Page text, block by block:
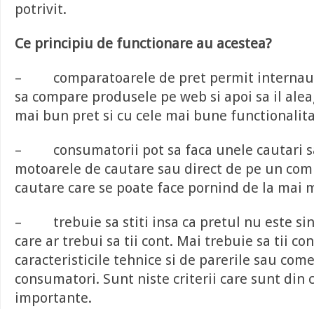
potrivit.
Ce principiu de functionare au acestea?
– comparatoarele de pret permit
sa compare produsele pe web si apoi sa il
mai bun pret si cu cele mai bune
– consumatorii pot sa faca unele cautari
motoarele de cautare sau direct de pe un
cautare care se poate face pornind de la mai
– trebuie sa stiti insa ca pretul nu este
care ar trebui sa tii cont. Mai trebuie sa tii
caracteristicile tehnice si de parerile sau
consumatori. Sunt niste criterii care sunt din
importante.